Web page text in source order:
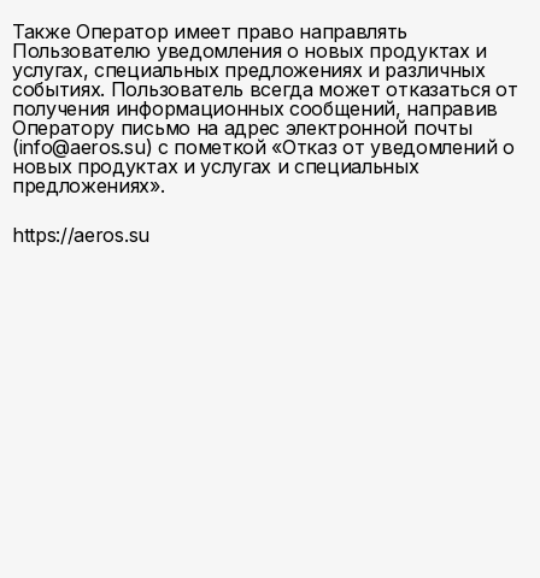
Также Оператор имеет право направлять
Пользователю уведомления о новых продуктах и
услугах, специальных предложениях и различных
событиях. Пользователь всегда может отказаться от
получения информационных сообщений, направив
Оператору письмо на адрес электронной почты
(info@aeros.su) с пометкой «Отказ от уведомлений о
новых продуктах и услугах и специальных
предложениях».
https://aeros.su